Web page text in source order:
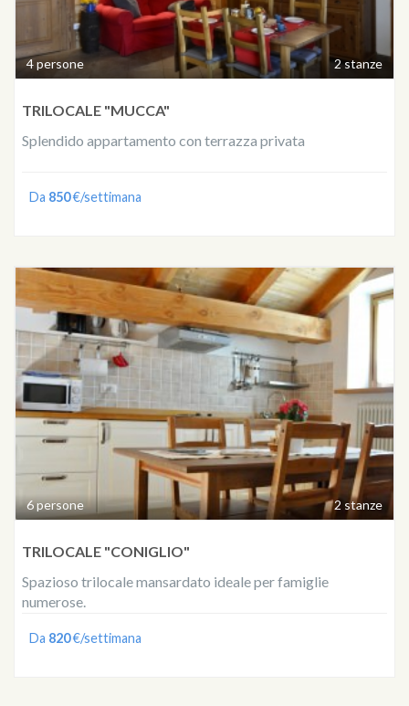
4 persone 2 stanze
TRILOCALE "MUCCA"
Splendido appartamento con terrazza privata
Da 850€/settimana
6 persone 2 stanze
TRILOCALE "CONIGLIO"
Spazioso trilocale mansardato ideale per famiglie
numerose.
Da 820€/settimana